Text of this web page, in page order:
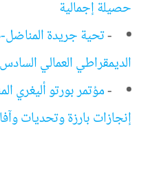
حصيلة إجمالية
-تحية جريدة
الديمقراطي العمالي السادس
-مؤتمر بورتو أليغري
إنجازات بارزة وتحديات